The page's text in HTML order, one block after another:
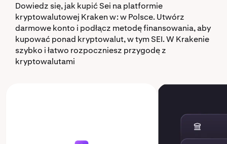
Dowiedz się, jak kupić Sei na platformie
kryptowalutowej Kraken w: w Polsce. Utwórz
darmowe konto i podłącz metodę finansowania, aby
kupować ponad kryptowalut, w tym SEI. W Krakenie
szybko i łatwo rozpoczniesz przygodę z
kryptowalutami